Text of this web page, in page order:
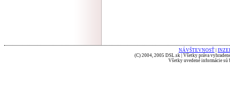
NÁVŠTEVNOSŤ
(C) 2004, 2005 DSL.sk | Všetky práva
Všetky uvedené informácie sú